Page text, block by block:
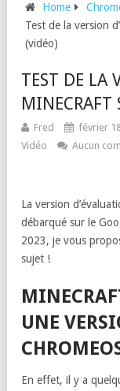
Home
Test de la version
(vidéo)
TEST DE LA
MINECRAFT
Fred février
Vidéo
Aucun
La version
débarqué sur le
2023, je vous
sujet !
UNE
En effet, il y a